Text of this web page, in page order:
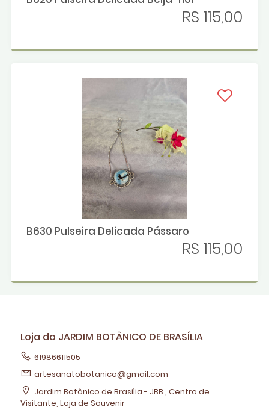
R$ 115,00
B630 Pulseira Delicada Pássaro
R$ 115,00
Loja do JARDIM BOTÂNICO DE BRASÍLIA
61986611505
artesanatobotanico@gmail.com
Jardim Botânico de Brasília - JBB , Centro de
Visitante, Loja de Souvenir